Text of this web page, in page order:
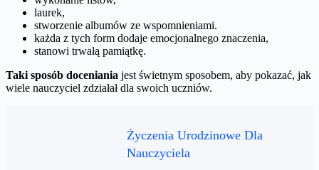
laurek,
stworzenie albumów ze wspomnieniami.
każda z tych form dodaje emocjonalnego znaczenia,
stanowi trwałą pamiątkę.
Taki sposób doceniania jest świetnym sposobem, aby pokazać, jak
wiele nauczyciel zdziałał dla swoich uczniów.
Życzenia Urodzinowe Dla
Nauczyciela